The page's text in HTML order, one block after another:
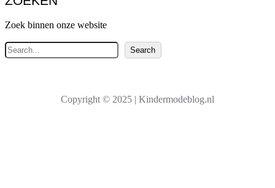
Zoek binnen onze website
Z
o
Search
Copyright © 2025 | Kindermodeblog.nl